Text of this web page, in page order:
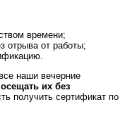
времени;
отрыва от работы;
наши вечерние
их без
получить сертификат по